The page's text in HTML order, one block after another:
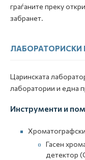
граѓаните преку
забранет.
ЛАБОРАТОРИСКИ
Царинската
лаборатории и една
Инструменти и
Гасен
детектор